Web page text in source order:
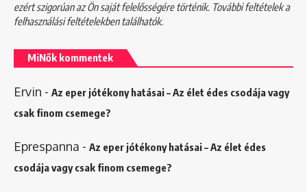
ezért szigorúan az Ön saját felelősségére történik. További feltételek a
felhasználási feltételekbentalálhatók.
MiNők kommentek
Ervin - Az eper jótékony hatásai – Az élet édes csodája vagy
csak finom csemege?
Eprespanna - Az eper jótékony hatásai – Az élet édes
csodája vagy csak finom csemege?